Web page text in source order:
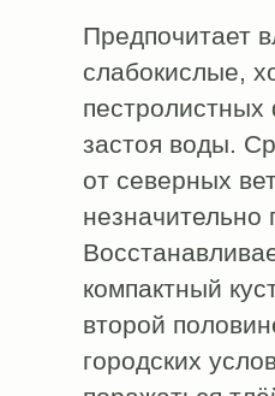
Предпочитает
слабокислые,
застоя воды.
от северных
незначительно
компактный
второй
городских